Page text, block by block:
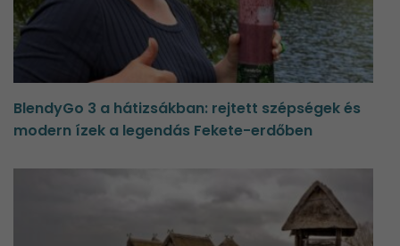
BlendyGo 3 a hátizsákban: rejtett szépségek és
modern ízek a legendás Fekete-erdőben